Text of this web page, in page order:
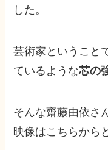
した。
芸術家ということ
ているような芯の
そんな齋藤由依さ
映像はこちらから